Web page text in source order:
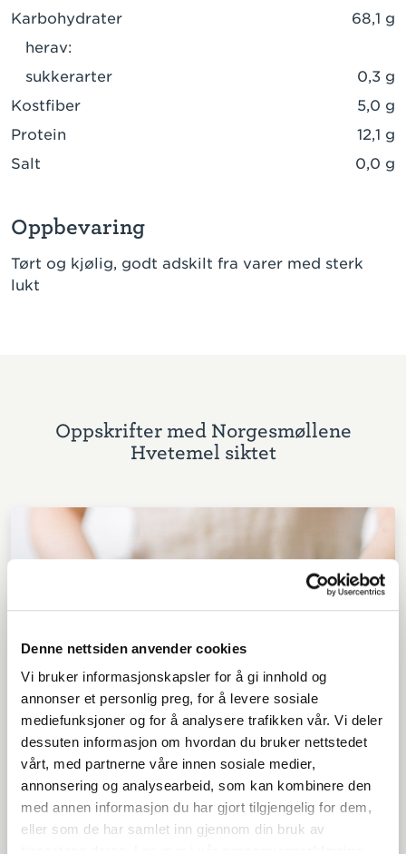
Denne nettsiden anvender cookies
Vi bruker informasjonskapsler for å gi innhold og
annonser et personlig preg, for å levere sosiale
mediefunksjoner og for å analysere trafikken vår. Vi deler
dessuten informasjon om hvordan du bruker nettstedet
vårt, med partnerne våre innen sosiale medier,
annonsering og analysearbeid, som kan kombinere den
med annen informasjon du har gjort tilgjengelig for dem,
eller som de har samlet inn gjennom din bruk av
Karbohydrater
68,1 g
herav:
sukkerarter
0,3 g
Kostfiber
5,0 g
Protein
12,1 g
Salt
0,0 g
Oppbevaring
Tørt og kjølig, godt adskilt fra varer med sterk
lukt
Oppskrifter med Norgesmøllene
Hvetemel siktet